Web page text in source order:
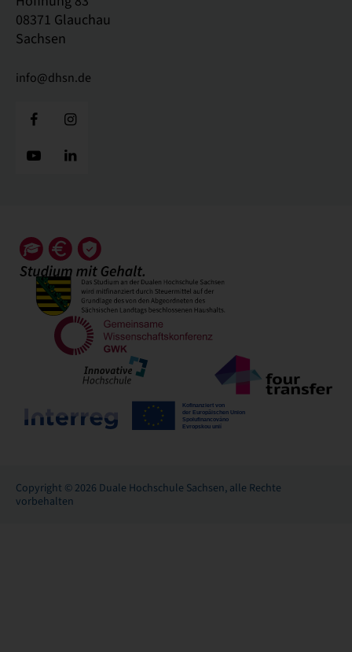
08371 Glauchau
Sachsen
info@dhsn.de
Copyright © 2026 Duale Hochschule Sachsen, alle Rechte
vorbehalten